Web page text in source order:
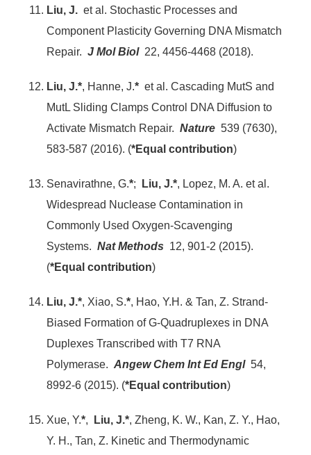
Liu, J. et al. Stochastic Processes and
Component Plasticity Governing DNA Mismatch
Repair.J Mol Biol22, 4456-4468 (2018).
Liu, J.*, Hanne, J.* et al. Cascading MutS and
MutL Sliding Clamps Control DNA Diffusion to
Activate Mismatch Repair.Nature 539 (7630),
583-587 (2016). (*Equal contribution)
Senavirathne, G.*; Liu, J.*, Lopez, M. A. et al.
Widespread Nuclease Contamination in
Commonly Used Oxygen-Scavenging
Systems.Nat Methods 12, 901-2 (2015).
(*Equal contribution)
Liu, J.*, Xiao, S.*, Hao, Y.H. & Tan, Z. Strand-
Biased Formation of G-Quadruplexes in DNA
Duplexes Transcribed with T7 RNA
Polymerase.Angew Chem Int Ed Engl54,
8992-6 (2015). (*Equal contribution)
Xue, Y.*, Liu, J.*, Zheng, K. W., Kan, Z. Y., Hao,
Y. H., Tan, Z. Kinetic and Thermodynamic